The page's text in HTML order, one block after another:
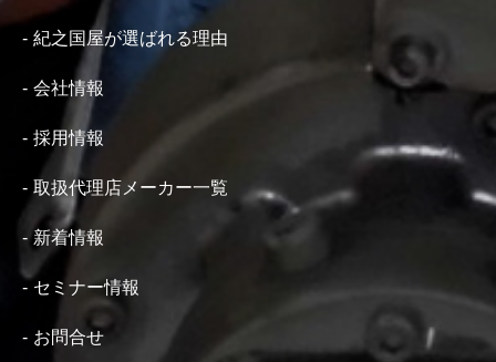
紀之国屋が選ばれる理由
会社情報
採用情報
取扱代理店メーカー一覧
新着情報
セミナー情報
お問合せ